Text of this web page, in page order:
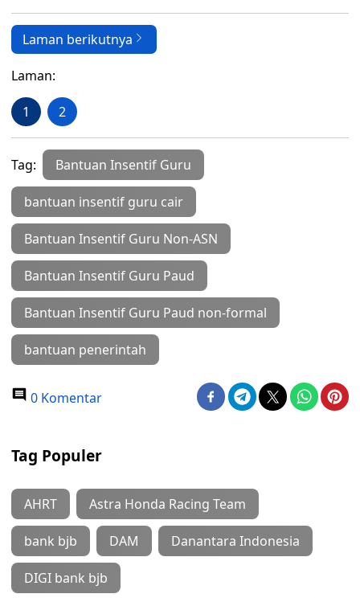
Laman berikutnya
Laman:
1 2
Tag: Bantuan Insentif Guru
bantuan insentif guru cair
Bantuan Insentif Guru Non-ASN
Bantuan Insentif Guru Paud
Bantuan Insentif Guru Paud non-formal
bantuan penerintah
0 Komentar
Tag Populer
AHRT Astra Honda Racing Team
bank bjb DAM Danantara Indonesia
DIGI bank bjb